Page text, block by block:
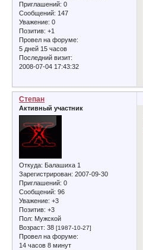
Приглашений: 0
Сообщений: 147
Уважение: 0
Позитив: +1
Провел на форуме:
5 дней 15 часов
Последний визит:
2008-07-04 17:43:32
Степан
Активный участник
Откуда: Балашиха 1
Зарегистрирован: 2007-09-30
Приглашений: 0
Сообщений: 96
Уважение: +3
Позитив: +3
Пол: Мужской
Возраст: 38[1987-10-27]
Провел на форуме:
14 часов 8 минут